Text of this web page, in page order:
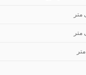
متر
متر